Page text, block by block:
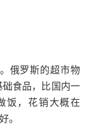
俄罗斯的超市物
食品，比国内一
饭，花销大概在
。